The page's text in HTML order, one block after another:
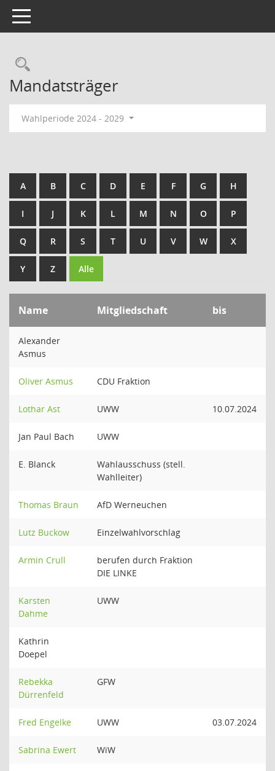
Toggle navigation
Rechercheauswahl
Mandatsträger
Wahlperiode 2024 - 2029
A B C D E F G H
I J K L M N O P
Q R S T U V W X
Y Z Alle
Name Mitgliedschaft bis
Alexander
Asmus
Oliver Asmus CDU Fraktion
Lothar Ast UWW 10.07.2024
Jan Paul Bach UWW
E. Blanck
Wahlausschuss (stell.
Wahlleiter)
Thomas Braun AfD Werneuchen
Lutz Buckow Einzelwahlvorschlag
Armin Crull
berufen durch Fraktion
DIE LINKE
Karsten
Dahme
UWW
Kathrin
Doepel
Rebekka
Dürrenfeld
GFW
Fred Engelke UWW 03.07.2024
Sabrina Ewert WiW